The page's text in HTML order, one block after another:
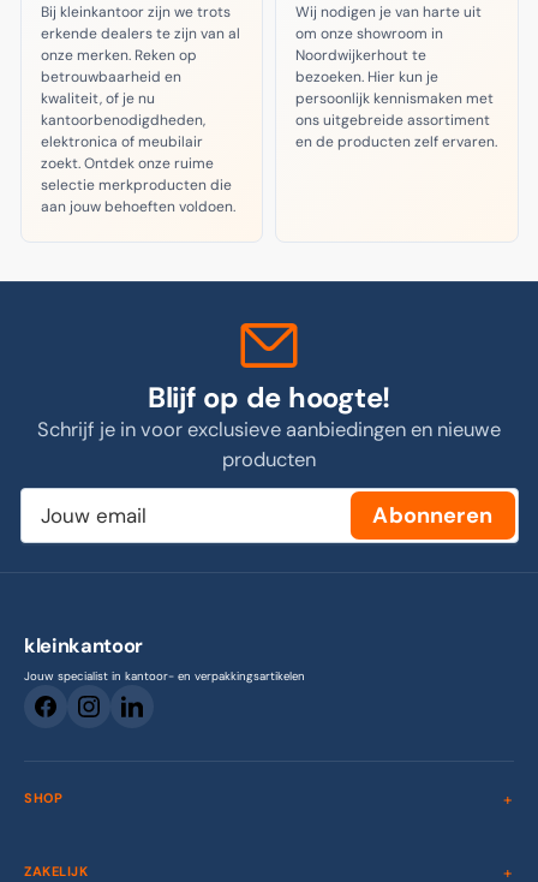
Bij kleinkantoor zijn we trots
erkende dealers te zijn van al
onze merken. Reken op
betrouwbaarheid en
kwaliteit, of je nu
kantoorbenodigdheden,
elektronica of meubilair
zoekt. Ontdek onze ruime
selectie merkproducten die
aan jouw behoeften voldoen.
Wij nodigen je van harte uit
om onze showroom in
Noordwijkerhout te
bezoeken. Hier kun je
persoonlijk kennismaken met
ons uitgebreide assortiment
en de producten zelf ervaren.
Blijf op de hoogte!
Schrijf je in voor exclusieve aanbiedingen en nieuwe
producten
Jouw
email
Abonneren
kleinkantoor
Jouw specialist in kantoor- en verpakkingsartikelen
SHOP
ZAKELIJK